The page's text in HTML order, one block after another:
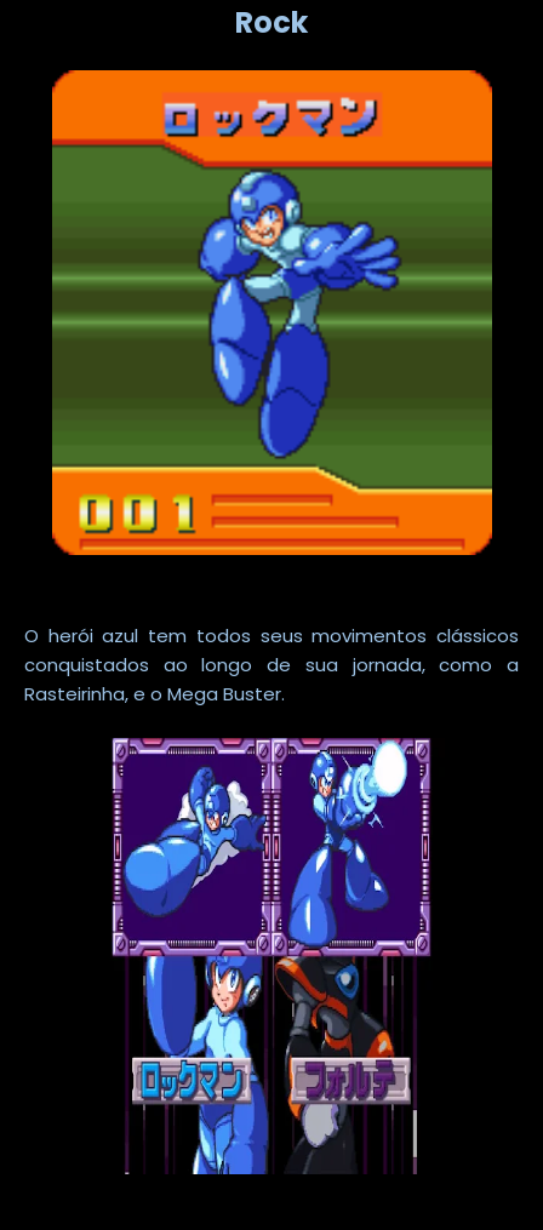
Rock
O herói azul tem todos seus movimentos clássicos
conquistados ao longo de sua jornada, como a
Rasteirinha, e o Mega Buster.